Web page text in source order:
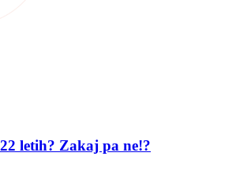
letih? Zakaj pa ne!?